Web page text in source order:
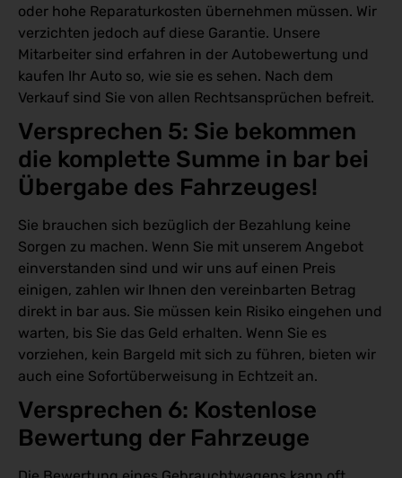
oder hohe Reparaturkosten übernehmen müssen. Wir
verzichten jedoch auf diese Garantie. Unsere
Mitarbeiter sind erfahren in der Autobewertung und
kaufen Ihr Auto so, wie sie es sehen. Nach dem
Verkauf sind Sie von allen Rechtsansprüchen befreit.
Versprechen 5: Sie bekommen
die komplette Summe in bar bei
Übergabe des Fahrzeuges!
Sie brauchen sich bezüglich der Bezahlung keine
Sorgen zu machen. Wenn Sie mit unserem Angebot
einverstanden sind und wir uns auf einen Preis
einigen, zahlen wir Ihnen den vereinbarten Betrag
direkt in bar aus. Sie müssen kein Risiko eingehen und
warten, bis Sie das Geld erhalten. Wenn Sie es
vorziehen, kein Bargeld mit sich zu führen, bieten wir
auch eine Sofortüberweisung in Echtzeit an.
Versprechen 6: Kostenlose
Bewertung der Fahrzeuge